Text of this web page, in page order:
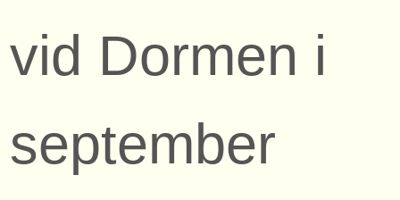
vid Dormen i
september